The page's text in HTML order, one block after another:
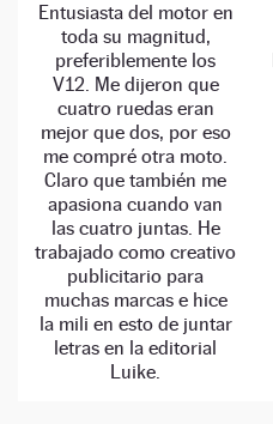
Entusiasta del motor en
toda su magnitud,
preferiblemente los
V12. Me dijeron que
cuatro ruedas eran
mejor que dos, por eso
me compré otra moto.
Claro que también me
apasiona cuando van
las cuatro juntas. He
trabajado como creativo
publicitario para
muchas marcas e hice
la mili en esto de juntar
letras en la editorial
Luike.